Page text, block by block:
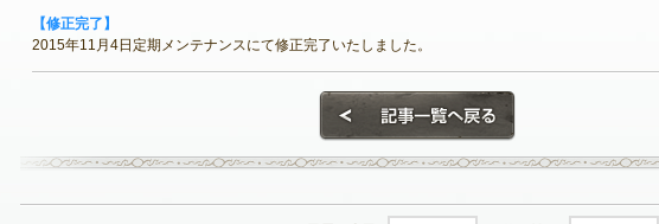
お問い合わせ
アンケート
【修正完了】
2015年11月4日定期メンテナンスにて修正完了いたしました。